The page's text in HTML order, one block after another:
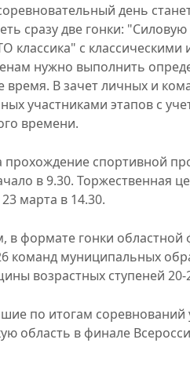
день
сразу две гонки:
классика" с
нужно выполнить
время. В зачет личных и
участниками этапов с
времени.
прохождение спортивной
в 9.30. Торжественная
марта в 14.30.
в формате гонки областной
команд муниципальных
возрастных ступеней 20-
по итогам соревнований
область в финале